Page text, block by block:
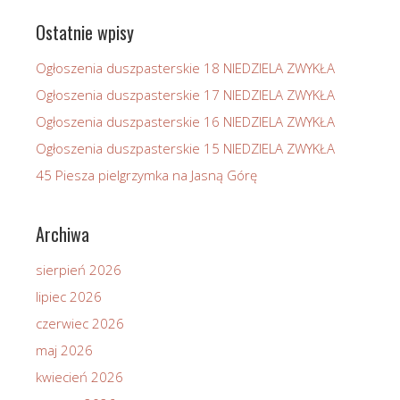
Ostatnie wpisy
Ogłoszenia duszpasterskie 18 NIEDZIELA ZWYKŁA
Ogłoszenia duszpasterskie 17 NIEDZIELA ZWYKŁA
Ogłoszenia duszpasterskie 16 NIEDZIELA ZWYKŁA
Ogłoszenia duszpasterskie 15 NIEDZIELA ZWYKŁA
45 Piesza pielgrzymka na Jasną Górę
Archiwa
sierpień 2026
lipiec 2026
czerwiec 2026
maj 2026
kwiecień 2026